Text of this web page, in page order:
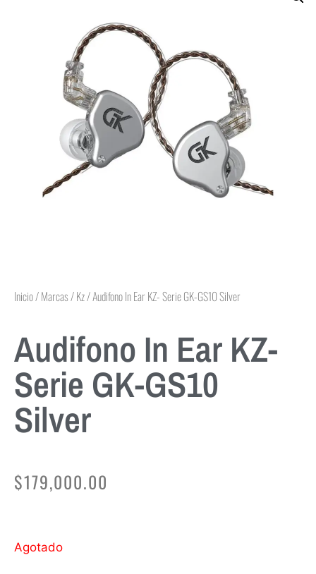
Inicio/Marcas/Kz/ Audifono In Ear KZ- Serie GK-GS10 Silver
Audifono In Ear KZ-
Serie GK-GS10
Silver
$179,000.00
Agotado